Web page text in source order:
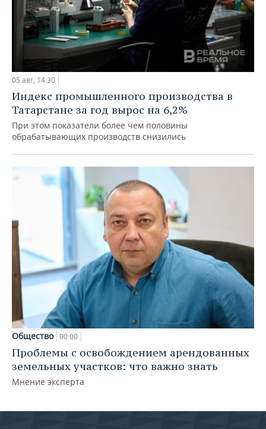
05 авг, 14:30
Индекс промышленного производства в
Татарстане за год вырос на 6,2%
При этом показатели более чем половины
обрабатывающих производств снизились
Общество 00:00
Проблемы с освобождением арендованных
земельных участков: что важно знать
Мнение эксперта